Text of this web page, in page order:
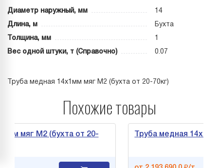
Диаметр наружный, мм 14
Длина, м Бухта
Толщина, мм 1
Вес одной штуки, т (Справочно) 0.07
Труба медная 14х1мм мяг М2 (бухта от 20-70кг)
Похожие товары
М2 (бухта от 20- Труба медная 14х1мм мяг